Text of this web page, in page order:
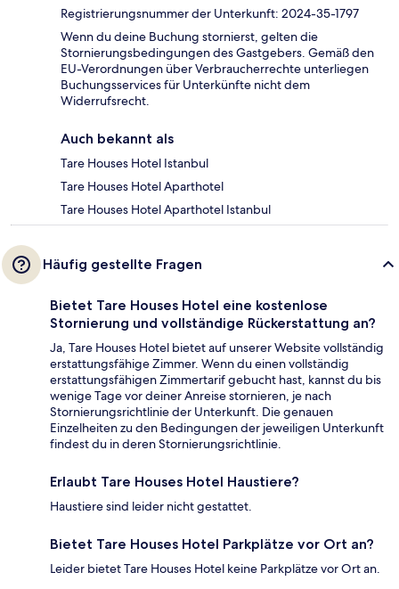
Registrierungsnummer der Unterkunft: 2024-35-1797
Wenn du deine Buchung stornierst, gelten die
Stornierungsbedingungen des Gastgebers. Gemäß den
EU-Verordnungen über Verbraucherrechte unterliegen
Buchungsservices für Unterkünfte nicht dem
Widerrufsrecht.
Auch bekannt als
Tare Houses Hotel Istanbul
Tare Houses Hotel Aparthotel
Tare Houses Hotel Aparthotel Istanbul
Häufig gestellte Fragen
Bietet Tare Houses Hotel eine kostenlose
Stornierung und vollständige Rückerstattung an?
Ja, Tare Houses Hotel bietet auf unserer Website vollständig
erstattungsfähige Zimmer. Wenn du einen vollständig
erstattungsfähigen Zimmertarif gebucht hast, kannst du bis
wenige Tage vor deiner Anreise stornieren, je nach
Stornierungsrichtlinie der Unterkunft. Die genauen
Einzelheiten zu den Bedingungen der jeweiligen Unterkunft
findest du in deren Stornierungsrichtlinie.
Erlaubt Tare Houses Hotel Haustiere?
Haustiere sind leider nicht gestattet.
Bietet Tare Houses Hotel Parkplätze vor Ort an?
Leider bietet Tare Houses Hotel keine Parkplätze vor Ort an.